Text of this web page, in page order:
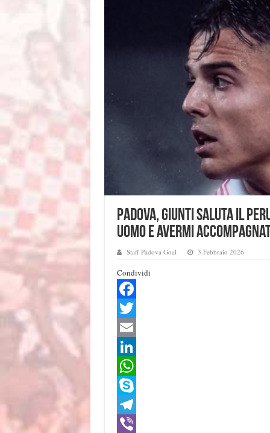
Padova, Giunti saluta il
uomo e avermi
Staff Padova Goal 3 Febbraio 2026
Condividi
F
a
e
b
o
o
T
w
e
E
m
a
L
n
k
W
h
a
S
kT